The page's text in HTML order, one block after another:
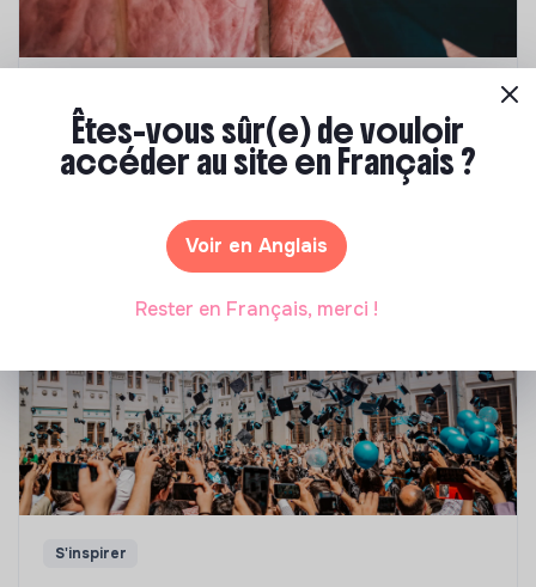
Top 8 des formations en rénovation
énergétique des bâtiments
Marianne Roussel•21 janvier 2025
S'inspirer
Êtes-vous sûr(e) de vouloir
accéder au site en Français ?
Voir en Anglais
Rester en Français, merci !